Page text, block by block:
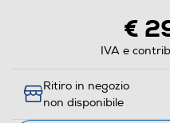
€
IVA e
Ritiro in negozio
non disponibile